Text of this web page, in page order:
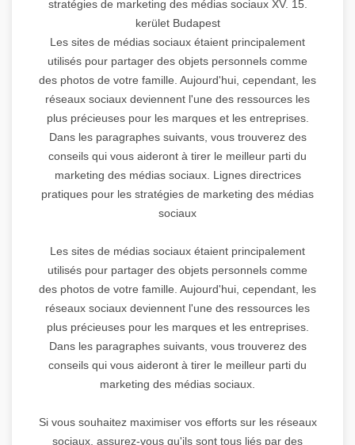
stratégies de marketing des médias sociaux XV. 15.
kerület Budapest
Les sites de médias sociaux étaient principalement
utilisés pour partager des objets personnels comme
des photos de votre famille. Aujourd'hui, cependant, les
réseaux sociaux deviennent l'une des ressources les
plus précieuses pour les marques et les entreprises.
Dans les paragraphes suivants, vous trouverez des
conseils qui vous aideront à tirer le meilleur parti du
marketing des médias sociaux. Lignes directrices
pratiques pour les stratégies de marketing des médias
sociaux
Les sites de médias sociaux étaient principalement
utilisés pour partager des objets personnels comme
des photos de votre famille. Aujourd'hui, cependant, les
réseaux sociaux deviennent l'une des ressources les
plus précieuses pour les marques et les entreprises.
Dans les paragraphes suivants, vous trouverez des
conseils qui vous aideront à tirer le meilleur parti du
marketing des médias sociaux.
Si vous souhaitez maximiser vos efforts sur les réseaux
sociaux, assurez-vous qu'ils sont tous liés par des